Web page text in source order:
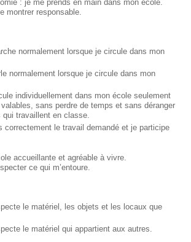
: je me prends en main dans mon école.
montrer responsable.
normalement lorsque je circule dans mon
normalement lorsque je circule dans mon
individuellement dans mon école seulement
sans perdre de temps et sans déranger
qui travaillent en classe.
correctement le travail demandé et je participe
accueillante et agréable à vivre.
ce qui m’entoure.
le matériel, les objets et les locaux que
le matériel qui appartient aux autres.